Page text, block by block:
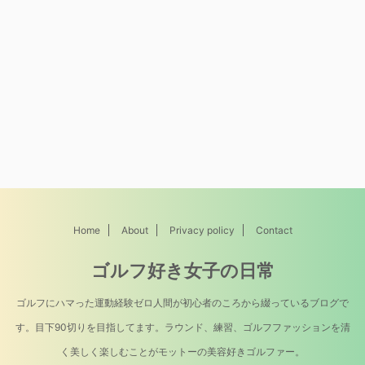
Home About Privacy policy Contact
ゴルフ好き女子の日常
ゴルフにハマった運動経験ゼロ人間が初心者のころから綴っているブログで
す。目下90切りを目指してます。ラウンド、練習、ゴルフファッションを清
く美しく楽しむことがモットーの美容好きゴルファー。